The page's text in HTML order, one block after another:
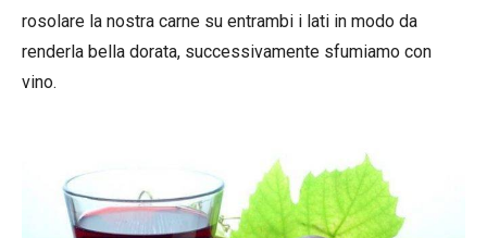
rosolare la nostra carne su entrambi i lati in modo da
renderla bella dorata, successivamente sfumiamo con
vino.